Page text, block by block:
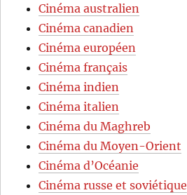
Cinéma australien
Cinéma canadien
Cinéma européen
Cinéma français
Cinéma indien
Cinéma italien
Cinéma du Maghreb
Cinéma du Moyen-Orient
Cinéma d’Océanie
Cinéma russe et soviétique